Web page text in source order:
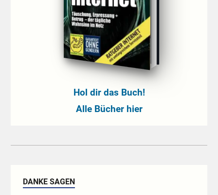
Hol dir das Buch!
Alle Bücher hier
DANKE SAGEN